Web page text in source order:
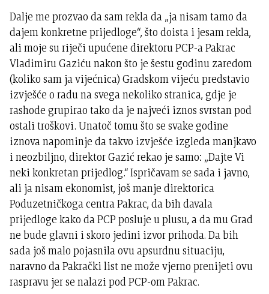
Dalje me prozvao da sam rekla da „ja nisam tamo da
dajem konkretne prijedloge“, što doista i jesam rekla,
ali moje su riječi upućene direktoru PCP-a Pakrac
Vladimiru Gaziću nakon što je šestu godinu zaredom
(koliko sam ja vijećnica) Gradskom vijeću predstavio
izvješće o radu na svega nekoliko stranica, gdje je
rashode grupirao tako da je najveći iznos svrstan pod
ostali troškovi. Unatoč tomu što se svake godine
iznova napominje da takvo izvješće izgleda manjkavo
i neozbiljno, direktor Gazić rekao je samo: „Dajte Vi
neki konkretan prijedlog.“ Ispričavam se sada i javno,
ali ja nisam ekonomist, još manje direktorica
Poduzetničkoga centra Pakrac, da bih davala
prijedloge kako da PCP posluje u plusu, a da mu Grad
ne bude glavni i skoro jedini izvor prihoda. Da bih
sada još malo pojasnila ovu apsurdnu situaciju,
naravno da Pakrački list ne može vjerno prenijeti ovu
raspravu jer se nalazi pod PCP-om Pakrac.